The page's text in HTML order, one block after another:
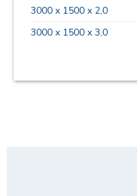
3000 x 1500 x 2,0
3000 x 1500 x 3,0